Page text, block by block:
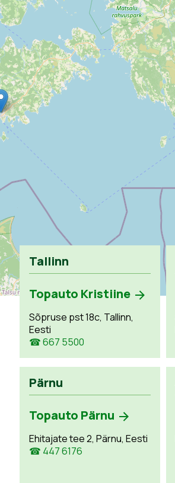
Tallinn
Topauto Kristiine
Sõpruse pst 18c, Tallinn,
Eesti
☎ 667 5500
Pärnu
Topauto Pärnu
Ehitajate tee 2, Pärnu, Eesti
☎ 447 6176